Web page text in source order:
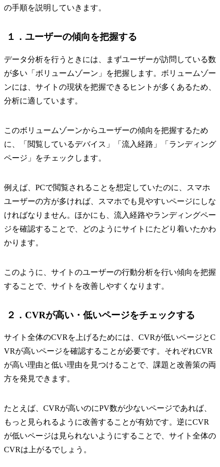
の手順を説明していきます。
１．ユーザーの傾向を把握する
データ分析を行うときには、まずユーザーが訪問している数
が多い「ボリュームゾーン」を把握します。ボリュームゾー
ンには、サイトの現状を把握できるヒントが多くあるため、
分析に適しています。
このボリュームゾーンからユーザーの傾向を把握するため
に、「閲覧しているデバイス」「流入経路」「ランディング
ページ」をチェックします。
例えば、PCで閲覧されることを想定していたのに、スマホ
ユーザーの方が多ければ、スマホでも見やすいページにしな
ければなりません。ほかにも、流入経路やランディングペー
ジを確認することで、どのようにサイトにたどり着いたかわ
かります。
このように、サイトのユーザーの行動分析を行い傾向を把握
することで、サイトを改善しやすくなります。
２．CVRが高い・低いページをチェックする
サイト全体のCVRを上げるためには、CVRが低いページとC
VRが高いページを確認することが必要です。それぞれCVR
が高い理由と低い理由を見つけることで、課題と改善策の両
方を発見できます。
たとえば、CVRが高いのにPV数が少ないページであれば、
もっと見られるように改善することが有効です。逆にCVR
が低いページは見られないようにすることで、サイト全体の
CVRは上がるでしょう。